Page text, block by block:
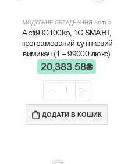
МОДУЛЬНЕ ОБЛАДНАННЯ ACTI 9
Acti9 IC100kp, 1C SMART,
програмований сутінковий
вимикач (1 – 99000 люкс)
20,383.58₴
ДОДАТИ В КОШИК